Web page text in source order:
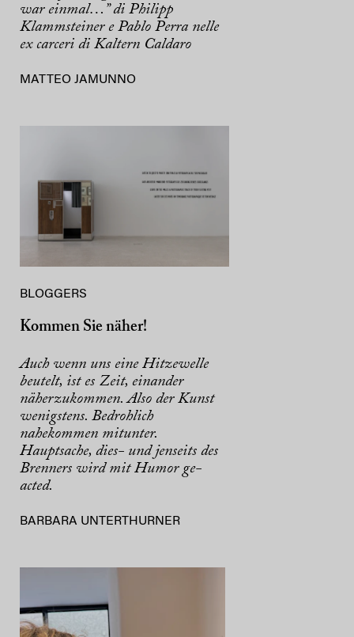
war einmal…” di Philipp
Klammsteiner e Pablo Perra nelle
ex carceri di Kaltern Caldaro
MATTEO JAMUNNO
BLOGGERS
Kommen Sie näher!
Auch wenn uns eine Hitzewelle
beutelt, ist es Zeit, einander
näherzukommen. Also der Kunst
wenigstens. Bedrohlich
nahekommen mitunter.
Hauptsache, dies- und jenseits des
Brenners wird mit Humor ge-
acted.
BARBARA UNTERTHURNER